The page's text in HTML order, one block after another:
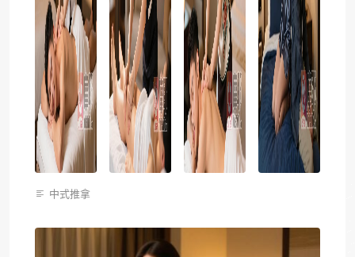
中式推拿